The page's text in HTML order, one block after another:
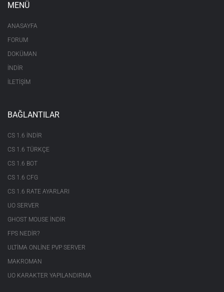
MENÜ
ANASAYFA
FORUM
DOKÜMAN
İNDİR
İLETİŞİM
BAĞLANTILAR
CS 1.6 INDIR
CS 1.6 TÜRKÇE
CS 1.6 BOT
CS 1.6 CFG
CS 1.6 RATE AYARLARI
UO SERVER
GHOST MOUSE INDIR
FPS NEDIR?
ULTIMA ONLINE PVP SERVER
MAKROMAN
UO KARAKTER YAPILANDIRMA